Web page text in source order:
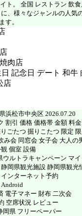
ト。 全国 レストラン 飲
、様々なジャンルの人気
す。
肉店
記念日 デート 和牛
店
浜松市中央区 2026.07.20
割引 価格 価格帯 金額 料
ごたつ 掘りこたつ 限定
み会 同窓会 女子会 大人の
個室 設備
ルトラキャンペーン マ
岡県観光施設 静岡県観光
ンターネット予約
Android
電子マネー 財布 二次会
空席状況 レビュー
岡県 フリーペーパー